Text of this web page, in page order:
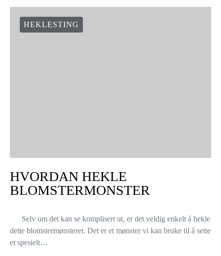
HEKLESTING
HVORDAN HEKLE
BLOMSTERMONSTER
Selv om det kan se komplisert ut, er det veldig enkelt å hekle
dette blomstermønsteret. Det er et mønster vi kan bruke til å sette
et spesielt…